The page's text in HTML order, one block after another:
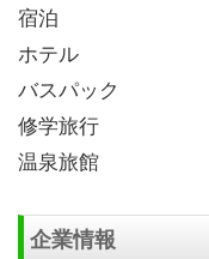
宿泊
ホテル
バスパック
修学旅行
温泉旅館
企業情報